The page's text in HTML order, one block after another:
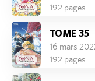
192 pages
TOME 35
16 mars
192 pages